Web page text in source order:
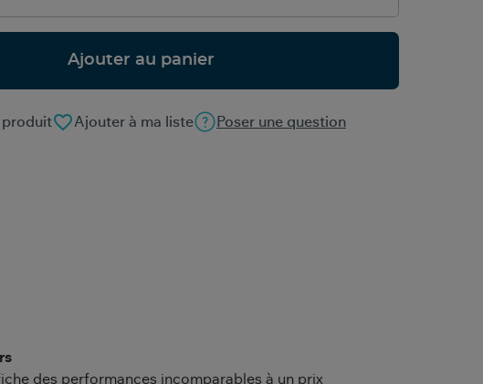
Ajouter au panier
favorite_borderAjouter à ma liste Poser une question
produit
des performances incomparables à un prix